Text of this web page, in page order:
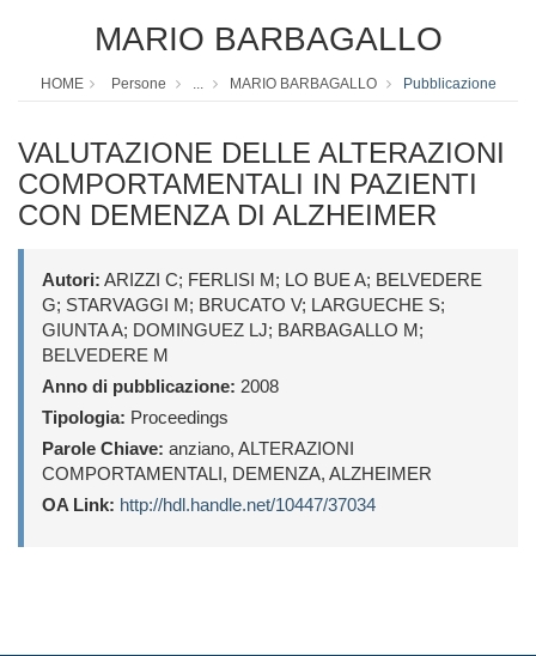
MARIO BARBAGALLO
HOME Persone ... MARIO BARBAGALLO Pubblicazione
VALUTAZIONE DELLE ALTERAZIONI
COMPORTAMENTALI IN PAZIENTI
CON DEMENZA DI ALZHEIMER
Autori: ARIZZI C; FERLISI M; LO BUE A; BELVEDERE
G; STARVAGGI M; BRUCATO V; LARGUECHE S;
GIUNTA A; DOMINGUEZ LJ; BARBAGALLO M;
BELVEDERE M
Anno di pubblicazione: 2008
Tipologia: Proceedings
Parole Chiave: anziano, ALTERAZIONI
COMPORTAMENTALI, DEMENZA, ALZHEIMER
OA Link: http://hdl.handle.net/10447/37034